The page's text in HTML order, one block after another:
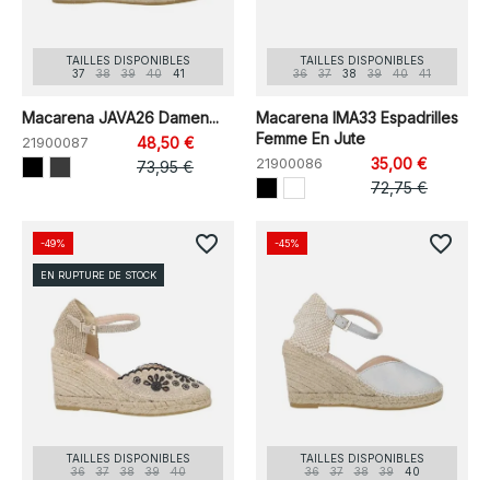
TAILLES DISPONIBLES
37
38 39 40 41
Macarena JAVA26 Damen...
21900087
48,50 €
73,95 €
TAILLES DISPONIBLES
36
37 38 39 40 41
Macarena IMA33 Espadrilles
Femme En Jute
21900086
35,00 €
72,75 €
TAILLES DISPONIBLES
36
37 38 39 40
-49%
EN RUPTURE DE STOCK
favorite_border
TAILLES DISPONIBLES
36
37 38 39 40
-45% favorite_border